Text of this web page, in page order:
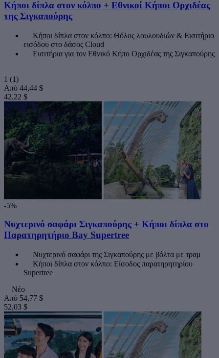
Κήποι δίπλα στον κόλπο + Εθνικοί Κήποι Ορχιδέας
της Σιγκαπούρης
Κήποι δίπλα στον κόλπο: Θόλος λουλουδιών & Εισιτήριο
εισόδου στο δάσος Cloud
Εισιτήρια για τον Εθνικό Κήπο Ορχιδέας της Σιγκαπούρης
1 (1)
Από 44,44 $
42,22 $
-5%
Νυχτερινό σαφάρι Σιγκαπούρης + Κήποι δίπλα στο
Παρατηρητήριο Bay Supertree
Νυχτερινό σαφάρι της Σιγκαπούρης με βόλτα με τραμ
Κήποι δίπλα στον κόλπο: Είσοδος παρατηρητηρίου
Supertree
Νέο
Από 54,77 $
52,03 $